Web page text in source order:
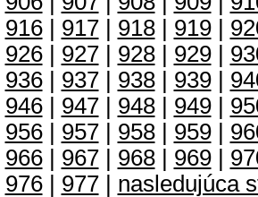
916| 917| 918| 919|
926| 927| 928| 929|
936| 937| 938| 939|
946| 947| 948| 949|
956| 957| 958| 959|
966| 967| 968| 969|
976| 977| nasledujúca